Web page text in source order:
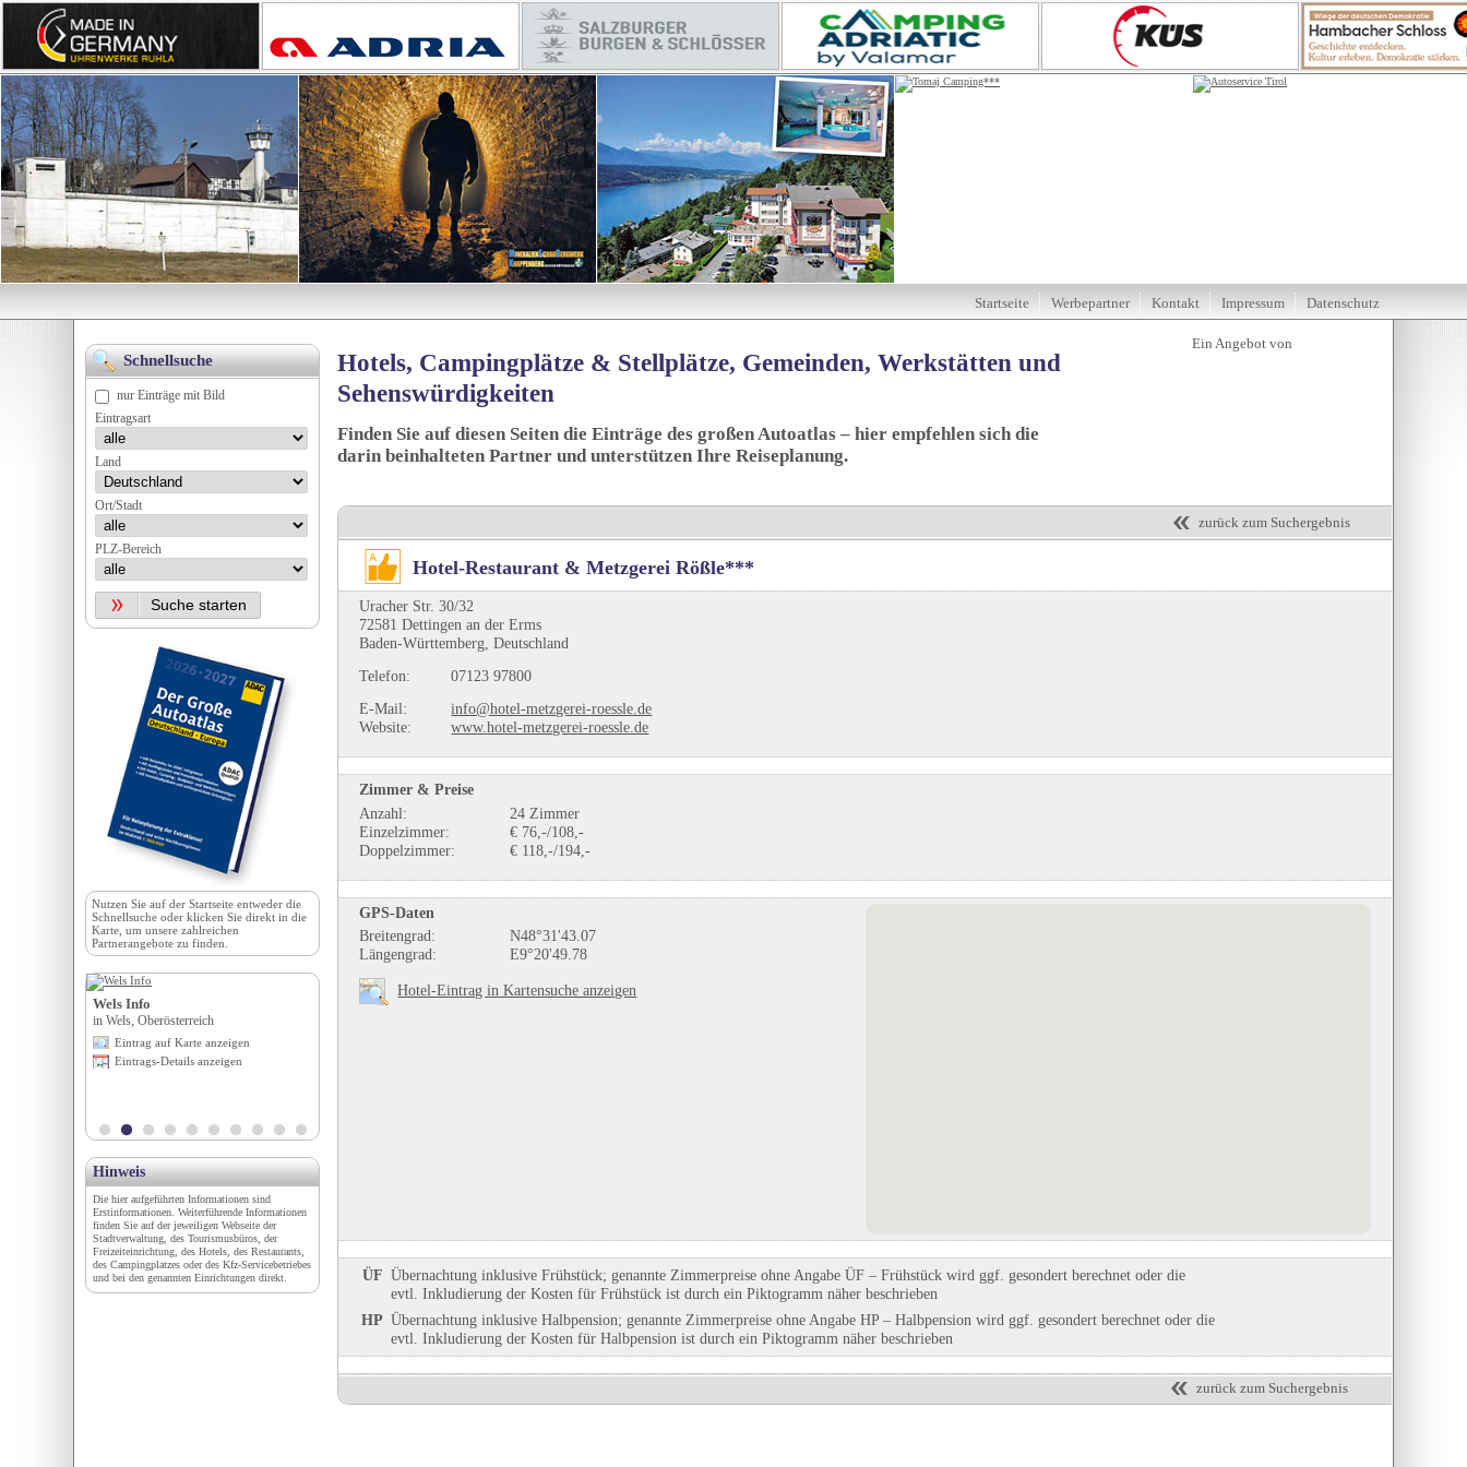
Hotels, Campingplätze & Stellplätze, Gemeinden, Werkstätten und
Sehenswürdigkeiten
Finden Sie auf diesen Seiten die Einträge des großen Autoatlas – hier empfehlen sich die
darin beinhalteten Partner und unterstützen Ihre Reiseplanung.
zurück zum Suchergebnis
Hotel-Restaurant & Metzgerei Rößle***
Uracher Str. 30/32
72581 Dettingen an der Erms
Baden-Württemberg, Deutschland
Telefon:
07123 97800
E-Mail:
info@hotel-metzgerei-roessle.de
Website:
www.hotel-metzgerei-roessle.de
Zimmer & Preise
Anzahl:
24 Zimmer
Einzelzimmer:
€ 76,-/108,-
Doppelzimmer:
€ 118,-/194,-
GPS-Daten
Breitengrad:
N48°31'43.07
Längengrad:
E9°20'49.78
Hotel-Eintrag in Kartensuche anzeigen
ÜF Übernachtung inklusive Frühstück; genannte Zimmerpreise ohne Angabe ÜF – Frühstück wird ggf. gesondert berechnet oder die
evtl. Inkludierung der Kosten für Frühstück ist durch ein Piktogramm näher beschrieben
HP Übernachtung inklusive Halbpension; genannte Zimmerpreise ohne Angabe HP – Halbpension wird ggf. gesondert berechnet oder die
evtl. Inkludierung der Kosten für Halbpension ist durch ein Piktogramm näher beschrieben
zurück zum Suchergebnis
Startseite Werbepartner Kontakt Impressum Datenschutz
Schnellsuche
nur Einträge mit Bild
Eintragsart
Land
Ort/Stadt
PLZ-Bereich
Nutzen Sie auf derStartseite entweder die
Schnellsuche oder klicken Sie direkt in die
Karte, um unsere zahlreichen
Partnerangebote zu finden.
Wels Info
in Wels, Oberösterreich
Eintrag auf Karte anzeigen
Eintrags-Details anzeigen
Marmormuseum Adnet Entenfarm Hohnstein
Hinweis
Die hier aufgeführten Informationen sind
Erstinformationen. Weiterführende Informationen
finden Sie auf der jeweiligen Webseite der
Stadtverwaltung, des Tourismusbüros, der
Freizeiteinrichtung, des Hotels, des Restaurants,
des Campingplatzes oder des Kfz-Servicebetriebes
und bei den genannten Einrichtungen direkt.